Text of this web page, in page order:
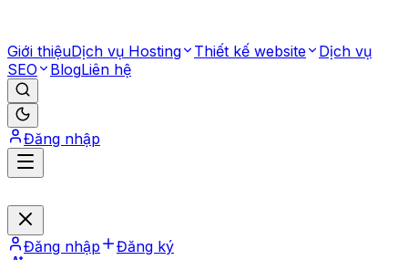
Giới thiệuDịch vụ Hosting Thiết kế website
Dịch vụ
SEO
BlogLiên hệ
Đăng nhập
Đăng nhập Đăng ký